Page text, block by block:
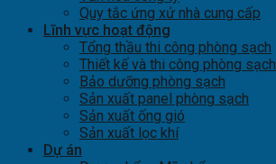
Quy tắc ứng xử nhà cung cấp
Lĩnh vực hoạt động
Tổng thầu thi công phòng sạch
Thiết kế và thi công phòng sạch
Bảo dưỡng phòng sạch
Sản xuất panel phòng sạch
Sản xuất ống gió
Sản xuất lọc khí
Dự án